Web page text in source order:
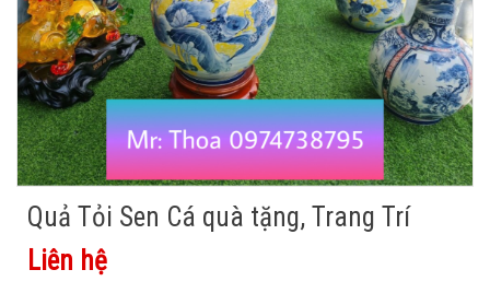
Quả Tỏi Sen Cá quà tặng, Trang Trí
Liên hệ